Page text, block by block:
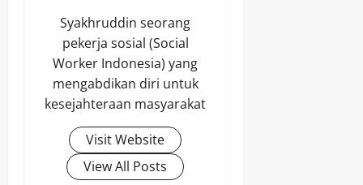
Syakhruddin seorang
pekerja sosial (Social
Worker Indonesia) yang
mengabdikan diri untuk
kesejahteraan masyarakat
Visit Website
View All Posts